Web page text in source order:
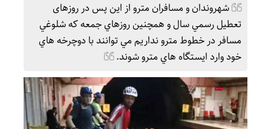
شهروندان و مسافران مترو از این پس در روزهای
تعطیل رسمي سال و همچنين روزهاي جمعه که شلوغي
مسافر در خطوط مترو نداریم مي توانند با دوچرخه هاي
خود وارد ايستگاه هاي مترو شوند.